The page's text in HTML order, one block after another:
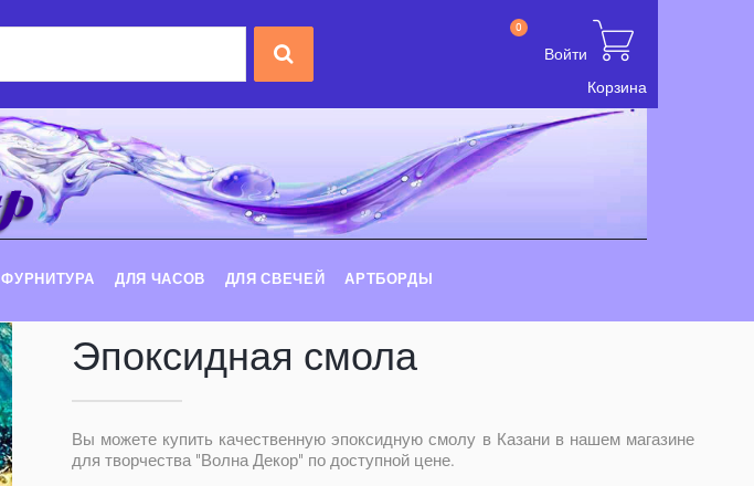
Войти
Корзина
0
ФУРНИТУРА ДЛЯ ЧАСОВ ДЛЯ СВЕЧЕЙ АРТБОРДЫ
Эпоксидная смола
Вы можете купить качественную эпоксидную смолу в Казани в нашем магазине
для творчества "Волна Декор" по доступной цене.